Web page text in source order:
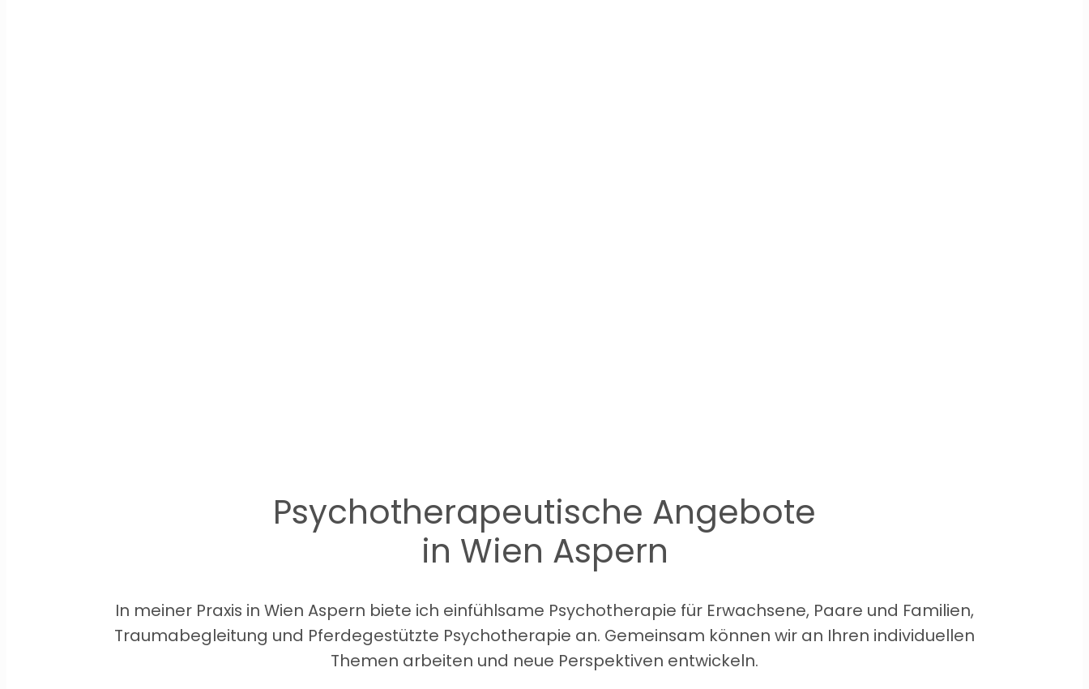
Psychotherapeutische Angebote
in Wien Aspern
In meiner Praxis in Wien Aspern biete ich einfühlsame Psychotherapie für Erwachsene, Paare und Familien,
Traumabegleitung und Pferdegestützte Psychotherapie an. Gemeinsam können wir an Ihren individuellen
Themen arbeiten und neue Perspektiven entwickeln.